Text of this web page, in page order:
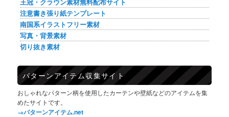
王冠・クラウン素材無料配布サイト
注意書き張り紙テンプレート
南国系イラストフリー素材
写真・背景素材
切り抜き素材
パターンアイテム収集サイト
おしゃれなパターン柄を使用したカーテンや壁紙などのアイテムを集
めたサイトです。
→パターンアイテム.net